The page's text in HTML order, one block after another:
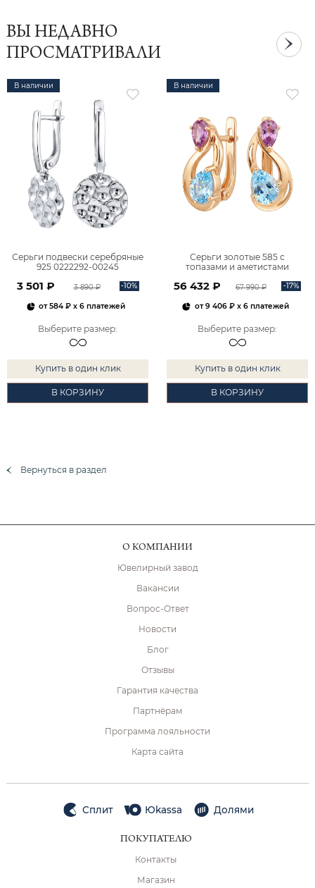
ВЫ НЕДАВНО
ПРОСМАТРИВАЛИ
В наличии
Серьги подвески серебряные
925 0222292-00245
3 501 ₽ 3 890 ₽ -10%
от584 ₽ x 6 платежей
Выберите размер:
Купить в один клик
В КОРЗИНУ
В наличии
Серьги золотые 585 с
топазами и аметистами
56 432 ₽ 67 990 ₽ -17%
от9 406 ₽x 6 платежей
Выберите размер:
Купить в один клик
В КОРЗИНУ
Вернуться в раздел
О КОМПАНИИ
Ювелирный завод
Вакансии
Вопрос-Ответ
Новости
Блог
Отзывы
Гарантия качества
Партнёрам
Программа лояльности
Карта сайта
Сплит Юkassa Долями
ПОКУПАТЕЛЮ
Контакты
Магазин